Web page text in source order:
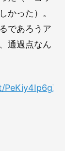
かった）。
であろうア
通過点なん